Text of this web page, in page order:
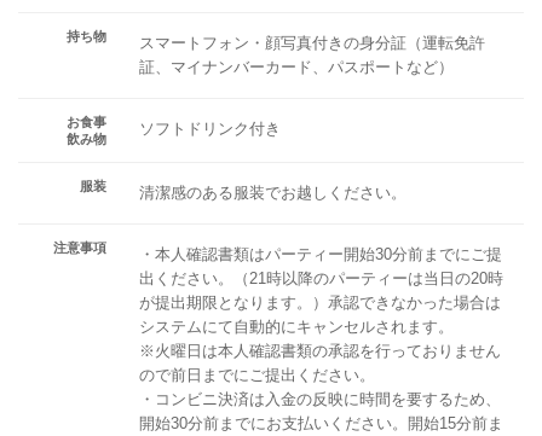
持ち物
スマートフォン・顔写真付きの身分証（運転免許
証、マイナンバーカード、パスポートなど）
お食事
飲み物
ソフトドリンク付き
服装 清潔感のある服装でお越しください。
注意事項
・本人確認書類はパーティー開始30分前までにご提
出ください。（21時以降のパーティーは当日の20時
が提出期限となります。）承認できなかった場合は
システムにて自動的にキャンセルされます。
※火曜日は本人確認書類の承認を行っておりません
ので前日までにご提出ください。
・コンビニ決済は入金の反映に時間を要するため、
開始30分前までにお支払いください。開始15分前ま